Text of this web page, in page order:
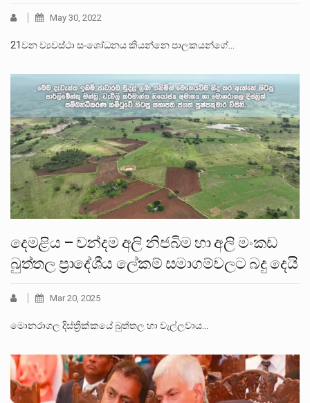
May 30, 2022
21වන ව්‍යවස්ථා සංශෝධනය කියන්නෙ පාලකයන්ගේ…
දෙමළිය – වන්දම අලි නිජබිම හා අලි මංකඩ
බුත්තල ප්‍රාදේශීය ලේකම් සමාගම්වලට බදු දෙයි
Mar 20, 2025
මොනරාගල දිස්ත්‍රික්කයේ බුත්තල හා වැල්ලවාය…